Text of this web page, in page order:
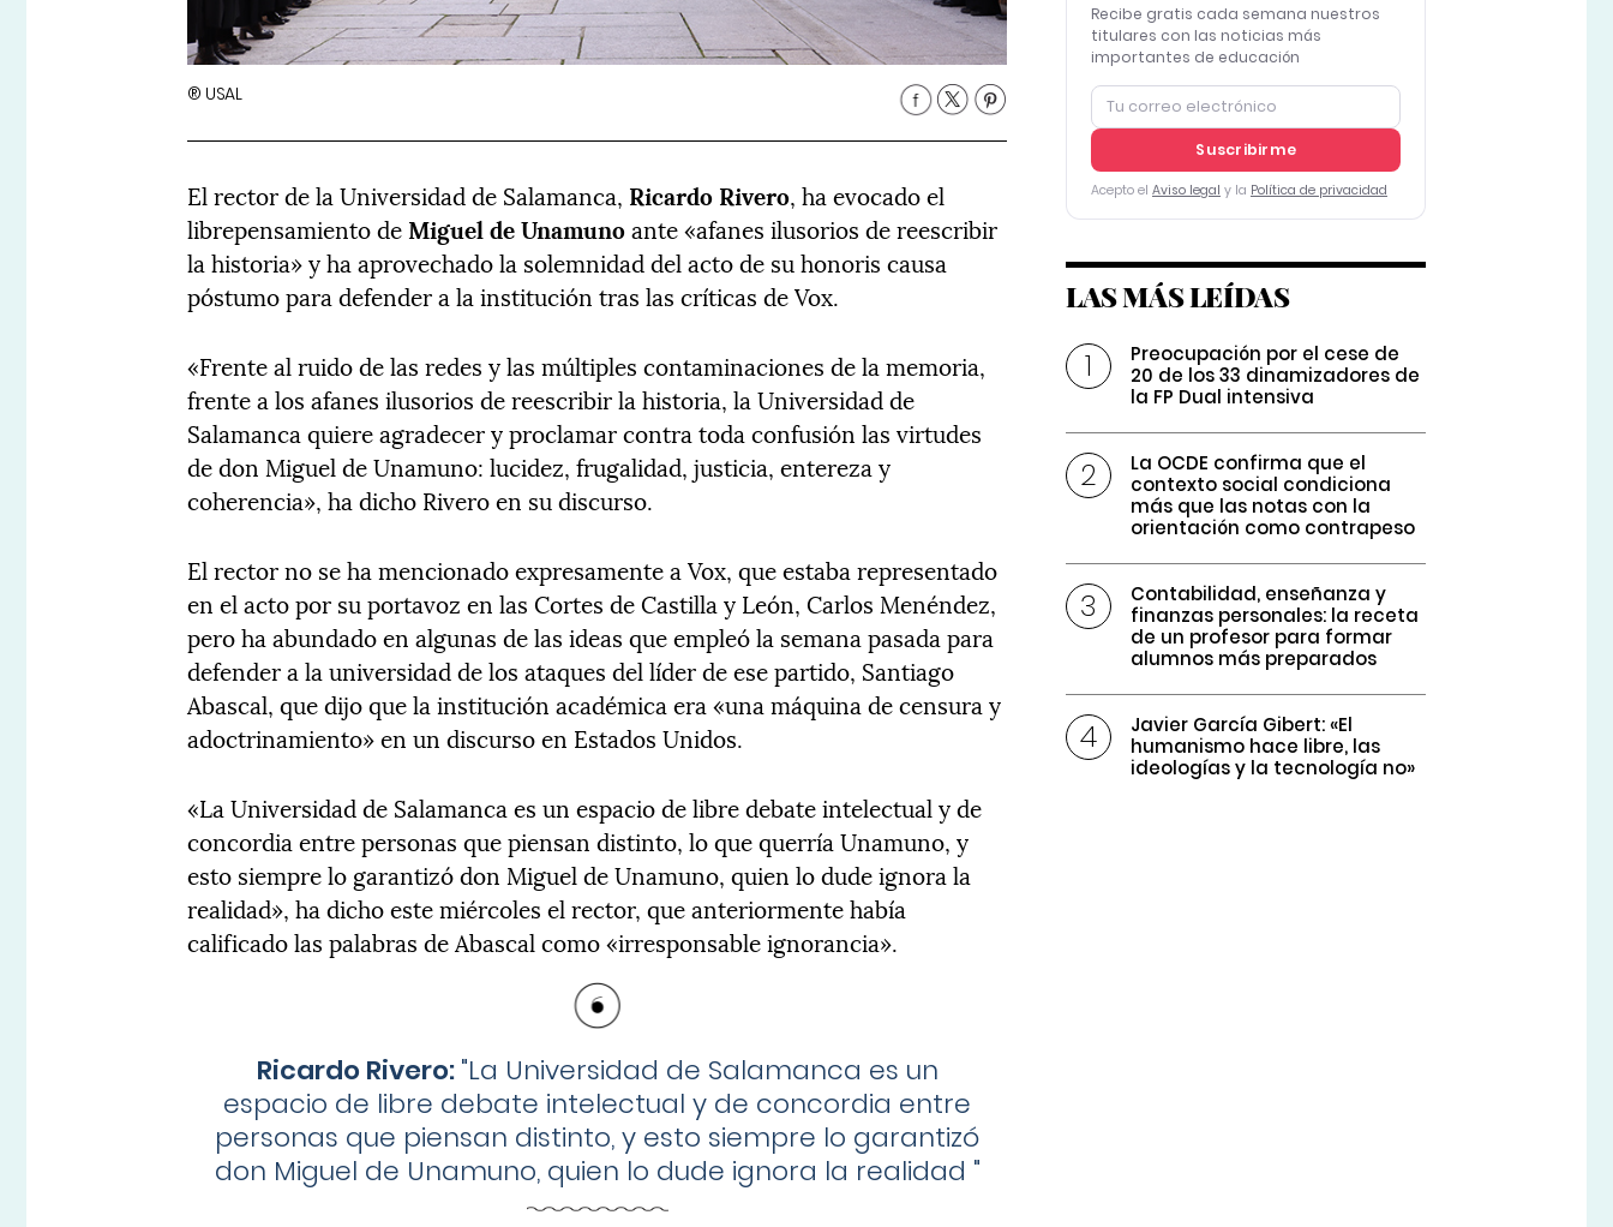
® USAL
El rector de la Universidad de Salamanca, Ricardo Rivero, ha evocado el
librepensamiento de Miguel de Unamunoante «afanes ilusorios de reescribir
la historia» y ha aprovechado la solemnidad del acto de su honoris causa
póstumo para defender a la institución tras las críticas de Vox.
«Frente al ruido de las redes y las múltiples contaminaciones de la memoria,
frente a los afanes ilusorios de reescribir la historia, la Universidad de
Salamanca quiere agradecer y proclamar contra toda confusión las virtudes
de don Miguel de Unamuno: lucidez, frugalidad, justicia, entereza y
coherencia», ha dicho Rivero en su discurso.
El rector no se ha mencionado expresamente a Vox, que estaba representado
en el acto por su portavoz en las Cortes de Castilla y León, Carlos Menéndez,
pero ha abundado en algunas de las ideas que empleó la semana pasada para
defender a la universidad de los ataques del líder de ese partido, Santiago
Abascal, que dijo que la institución académica era «una máquina de censura y
adoctrinamiento» en un discurso en Estados Unidos.
«La Universidad de Salamanca es un espacio de libre debate intelectual y de
concordia entre personas que piensan distinto, lo que querría Unamuno, y
esto siempre lo garantizó don Miguel de Unamuno, quien lo dude ignora la
realidad», ha dicho este miércoles el rector, que anteriormente había
calificado las palabras de Abascal como «irresponsable ignorancia».
Ricardo Rivero:"La Universidad de Salamanca es un
espacio de libre debate intelectual y de concordia entre
personas que piensan distinto, y esto siempre lo garantizó
don Miguel de Unamuno, quien lo dude ignora la realidad "
Recibe gratis cada semana nuestros
titulares con las noticias más
importantes de educación
Suscribirme
Acepto el Aviso legal y la Política de privacidad
LAS MÁS LEÍDAS
Preocupación por el cese de
20 de los 33 dinamizadores de
la FP Dual intensiva
La OCDE confirma que el
contexto social condiciona
más que las notas con la
orientación como contrapeso
Contabilidad, enseñanza y
finanzas personales: la receta
de un profesor para formar
alumnos más preparados
Javier García Gibert: «El
humanismo hace libre, las
ideologías y la tecnología no»